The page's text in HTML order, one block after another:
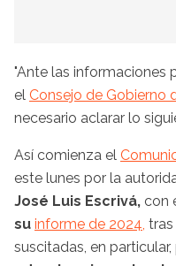
"Ante las informaciones
el Consejo de Gobierno
necesario aclarar lo
Así comienza el
este lunes por la
José Luis Escrivá, con
su informe de 2024,
suscitadas, en